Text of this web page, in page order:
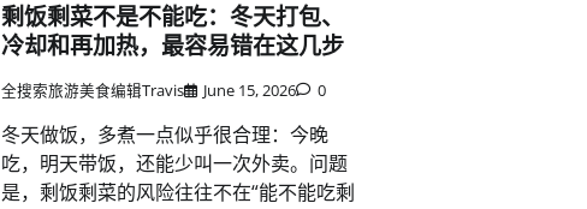
剩饭剩菜不是不能吃：冬天打包、
冷却和再加热，最容易错在这几步
全搜索旅游美食编辑Travis June 15, 2026 0
冬天做饭，多煮一点似乎很合理：今晚
吃，明天带饭，还能少叫一次外卖。问题
是，剩饭剩菜的风险往往不在“能不能吃剩